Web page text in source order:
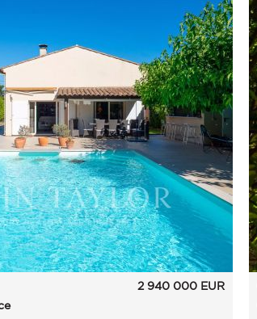
2 940 000 EUR